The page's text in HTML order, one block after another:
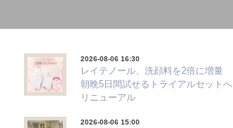
2026-08-06 16:30
レイテノール、洗顔料を2倍に増量
朝晩5日間試せるトライアルセットへ
リニューアル
2026-08-06 15:00